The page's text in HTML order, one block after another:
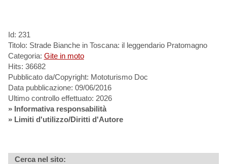
Id: 231
Titolo: Strade Bianche in Toscana: il leggendario Pratomagno
Categoria: Gite in moto
Hits: 36682
Pubblicato da/Copyright: Mototurismo Doc
Data pubblicazione: 09/06/2016
Ultimo controllo effettuato: 2026
» Informativa responsabilità
» Limiti d'utilizzo/Diritti d'Autore
Cerca nel sito: